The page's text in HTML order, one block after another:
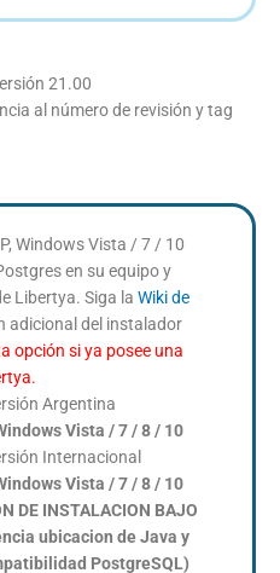
21.00
al número de revisión y tag
Windows Vista / 7 / 10
en su equipo y
Libertya. Siga la Wiki de
adicional del instalador
opción si ya posee una
Argentina
Vista / 7 / 8 / 10
Internacional
Vista / 7 / 8 / 10
DE INSTALACION BAJO
ubicacion de Java y
PostgreSQL)